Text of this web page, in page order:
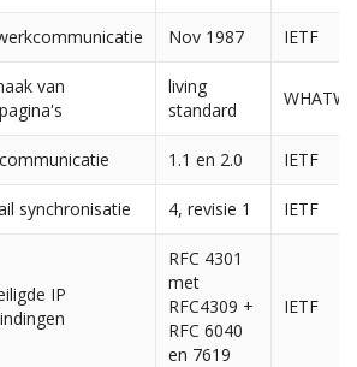
Nov 1987 IETF
van
living
standard
1.1 en 2.0 IETF
synchronisatie 4, revisie 1 IETF
IP
RFC 4301
met
RFC4309 +
RFC 6040
en 7619
IETF